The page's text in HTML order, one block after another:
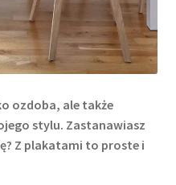
ozdoba, ale także
stylu. Zastanawiasz
Z plakatami to proste i